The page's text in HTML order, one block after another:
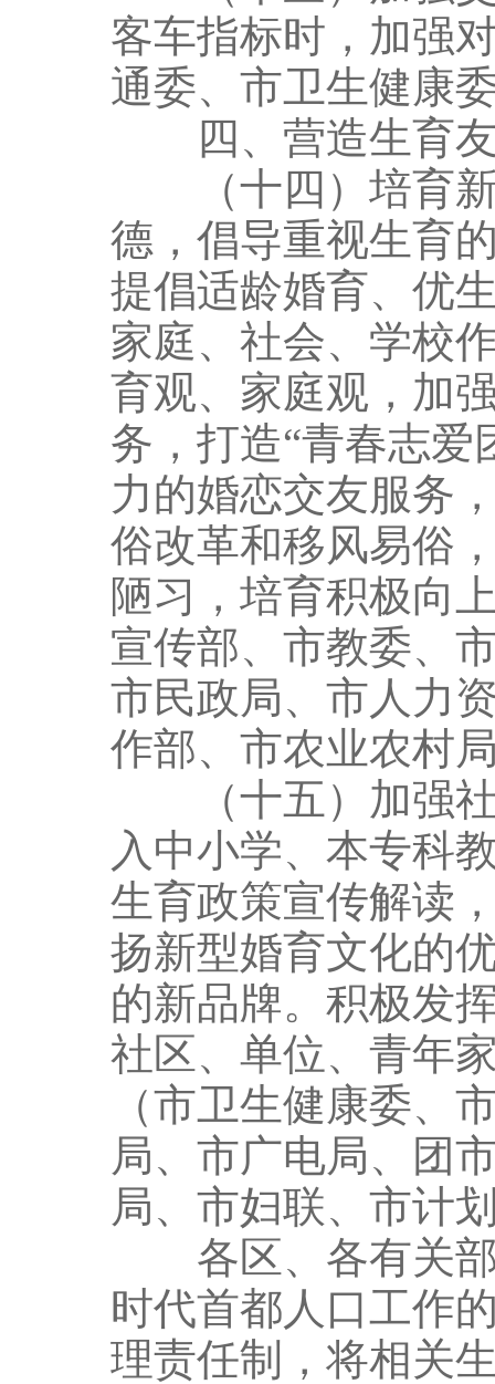
客车指标时，加强
通委、市卫生健康
四、营造生育友
（十四）培育新
德，倡导重视生育
提倡适龄婚育、优
家庭、社会、学校
育观、家庭观，加
务，打造“青春志爱
力的婚恋交友服务
俗改革和移风易俗
陋习，培育积极向
宣传部、市教委、
市民政局、市人力
作部、市农业农村
（十五）加强社
入中小学、本专科
生育政策宣传解读
扬新型婚育文化的
的新品牌。积极发
社区、单位、青年
（市卫生健康委、
局、市广电局、团
局、市妇联、市计
各区、各有关部
时代首都人口工作
理责任制，将相关